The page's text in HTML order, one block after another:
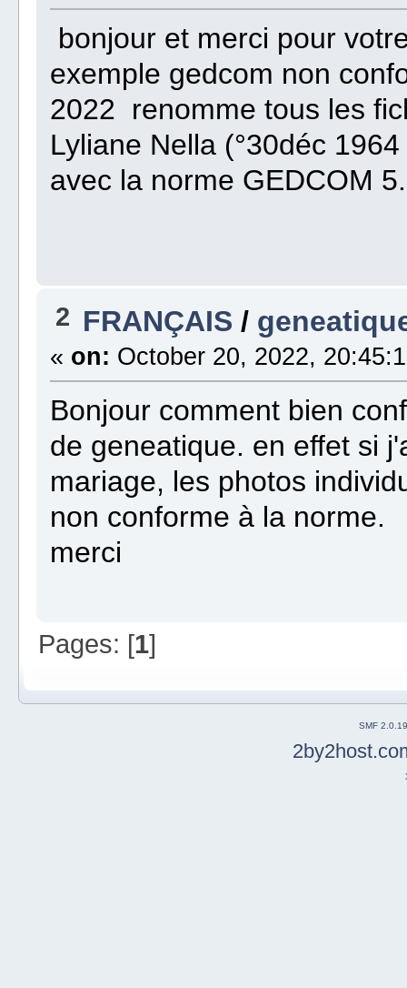
bonjour et merci pour
exemple gedcom non
2022 renomme tous les
Lyliane Nella (°30déc
avec la norme GEDCOM
2 FRANÇAIS /
« on: October 20, 2022,
Bonjour comment bien
de geneatique. en effet si
mariage, les photos
non conforme à la norme.
merci
Pages: [1]
SMF 2.0.19